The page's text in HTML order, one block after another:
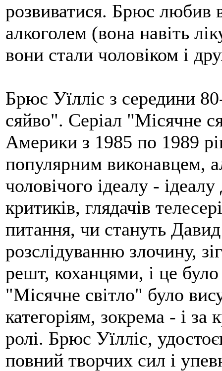
розвиватися. Брюс любив
алкоголем (вона навіть
вони стали чоловіком і
Брюс Уїлліс з середини
сяйво". Серіал "Місячне
Америки з 1985 по 1989
популярним виконавцем,
чоловічого ідеалу -
критиків, глядачів
питання, чи стануть
розслідуванню злочину,
решт, коханцями, і це
"Місячне світло" було
категоріям, зокрема - і за
ролі. Брюс Уїлліс,
повний творчих сил і